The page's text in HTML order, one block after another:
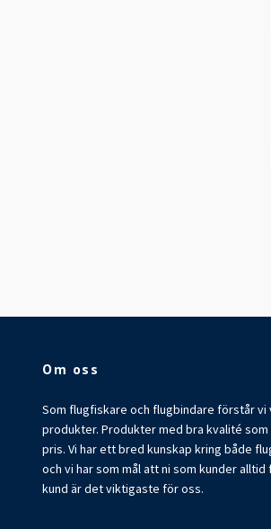
Om oss
Som flugfiskare och flugbindare förstår vi
produkter. Produkter med bra kvalité
pris. Vi har ett bred kunskap kring både
och vi har som mål att ni som kunder alltid
kund är det viktigaste för oss.